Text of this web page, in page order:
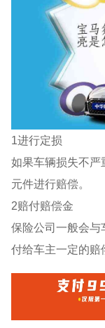
1进行定损
如果车辆损失不严
元件进行赔偿。
2赔付赔偿金
保险公司一般会
付给车主一定的赔